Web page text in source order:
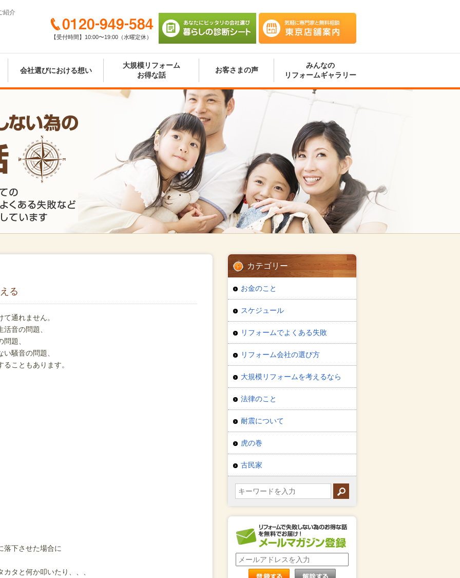
紹介
店舗案内
び 暮らしの診断シート
0120-949-584
【受付時間】10:00〜19:00（水曜定休）
会社選びにおける想い
大規模リフォーム
お得な話
お客さまの声
みんなの
リフォームギャラリー
る
通れません。
音の問題、
題、
騒音の問題、
こともあります。
落下させた場合に
タと何か叩いたり、、、
カテゴリー
お金のこと
スケジュール
リフォームでよくある失敗
リフォーム会社の選び方
大規模リフォームを考えるなら
法律のこと
耐震について
虎の巻
古民家